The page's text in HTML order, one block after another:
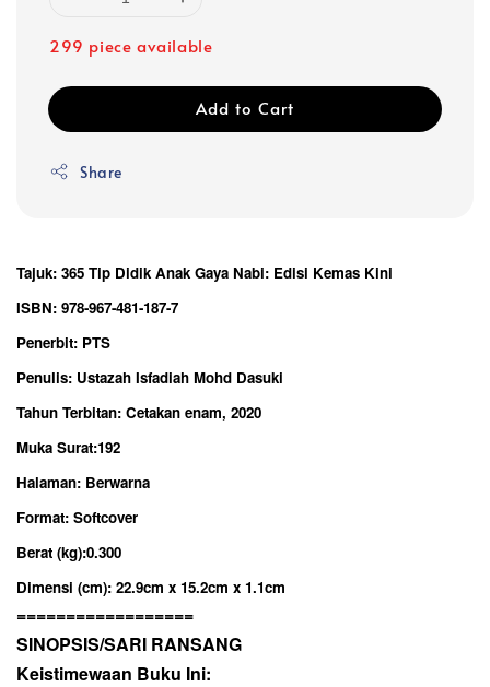
299 piece available
Add to Cart
Share
Tajuk: 365 Tip Didik Anak Gaya Nabi: Edisi Kemas Kini
ISBN: 978-967-481-187-7
Penerbit: PTS
Penulis: Ustazah Isfadiah Mohd Dasuki
Tahun Terbitan: Cetakan enam, 2020
Muka Surat:192
Halaman: Berwarna
Format: Softcover
Berat (kg):0.300
Dimensi (cm): 22.9cm x 15.2cm x 1.1cm
==================
SINOPSIS/SARI RANSANG
Keistimewaan Buku Ini: